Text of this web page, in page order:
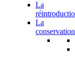
La
La
conservation